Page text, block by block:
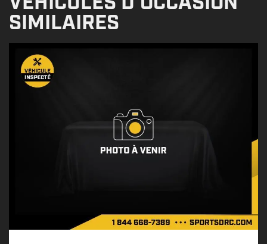
SIMILAIRES